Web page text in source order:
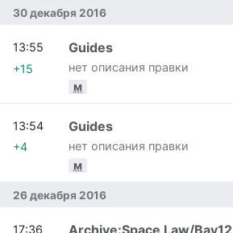
30 декабря 2016
Guides
нет описания правки
м
13:55
+15
Guides
нет описания правки
м
13:54
+4
26 декабря 2016
Archive:Space Law/Bay12
17:36